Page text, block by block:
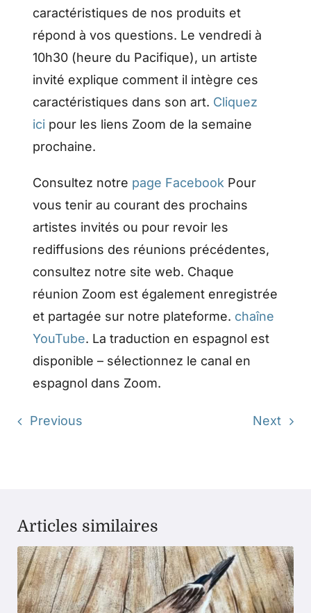
caractéristiques de nos produits et
répond à vos questions. Le vendredi à
10h30 (heure du Pacifique), un artiste
invité explique comment il intègre ces
caractéristiques dans son art. Cliquez
ici pour les liens Zoom de la semaine
prochaine.
Consultez notre page Facebook Pour
vous tenir au courant des prochains
artistes invités ou pour revoir les
rediffusions des réunions précédentes,
consultez notre site web. Chaque
réunion Zoom est également enregistrée
et partagée sur notre plateforme. chaîne
YouTube. La traduction en espagnol est
disponible – sélectionnez le canal en
espagnol dans Zoom.
Previous Next
Articles similaires